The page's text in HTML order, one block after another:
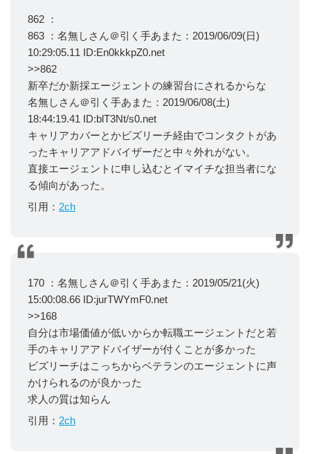
862 ：
863 ：名無しさん＠引く手あまた：2019/06/09(日)
10:29:05.11 ID:En0kkkpZ0.net
>>862
新卒だか新採エージェントの練習台にされるからな
名無しさん＠引く手あまた：2019/06/08(土)
18:44:19.41 ID:blT3Nt/s0.net
キャリアカバーとかビズリーチ経由でコンタクトがあ
ったキャリアアドバイザーだと中々外れがない。
直接エージェントに申し込むとイマイチな担当者にな
る傾向があった。
引用： 2ch
170 ：名無しさん＠引く手あまた：2019/05/21(火)
15:00:08.66 ID:jurTWYmF0.net
>>168
自分は市場価値が低いからか転職エージェントだと若
手のキャリアアドバイザーが付くことが多かった
ビズリーチはこっちからベテランのエージェントに声
かけられるのが良かった
求人の質は知らん
引用： 2ch